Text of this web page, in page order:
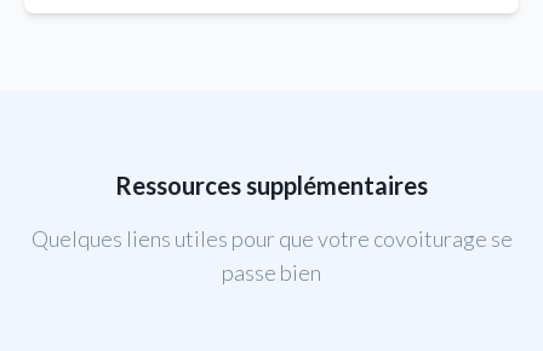
Ressources supplémentaires
Quelques liens utiles pour que votre covoiturage se
passe bien